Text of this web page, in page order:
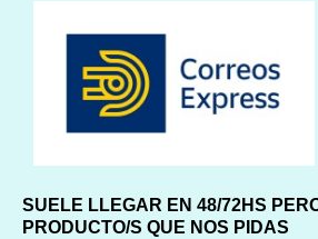
SUELE LLEGAR EN 48/72HS
PRODUCTO/S QUE NOS PIDAS